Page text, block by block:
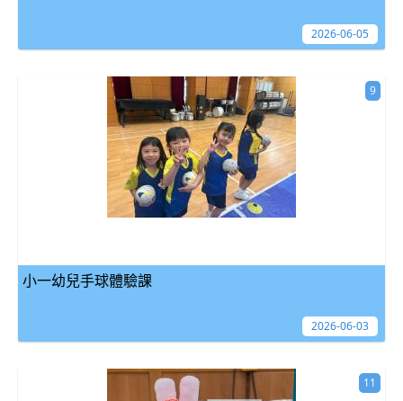
2026-06-05
小一幼兒手球體驗課
9
2026-06-03
11